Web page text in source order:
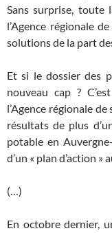
Sans surprise, toute
l’Agence régionale
solutions de la part
Et si le dossier des
nouveau cap ?
l’Agence régionale
résultats de plus
potable en
d’un « plan d’action »
(…)
En octobre dernier,